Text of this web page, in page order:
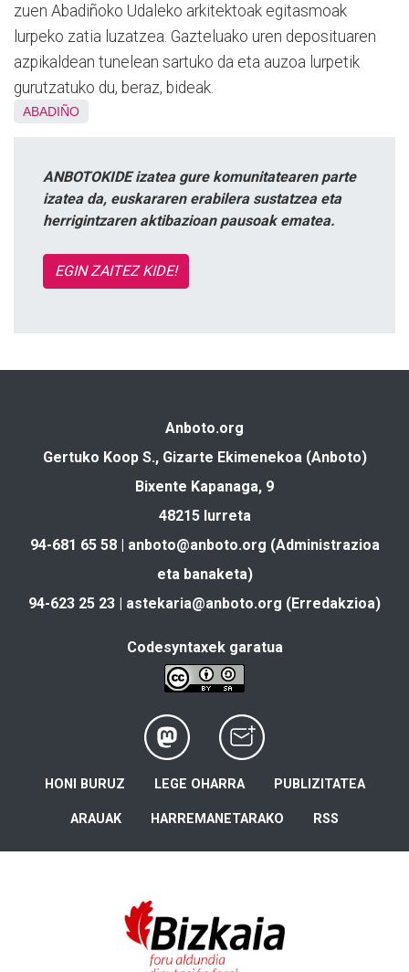
zuen Abadiñoko Udaleko arkitektoak egitasmoak
lurpeko zatia luzatzea. Gazteluako uren deposituaren
azpikaldean tunelean sartuko da eta auzoa lurpetik
gurutzatuko du, beraz, bideak.
ABADIÑO
ANBOTOKIDE izatea gure komunitatearen parte
izatea da, euskararen erabilera sustatzea eta
herrigintzaren aktibazioan pausoak ematea.
EGIN ZAITEZ KIDE!
Anboto.org
Gertuko Koop S., Gizarte Ekimenekoa (Anboto)
Bixente Kapanaga, 9
48215 Iurreta
94-681 65 58 | anboto@anboto.org (Administrazioa
eta banaketa)
94-623 25 23 | astekaria@anboto.org (Erredakzioa)
Codesyntaxek garatua
HONI BURUZ LEGE OHARRA PUBLIZITATEA
ARAUAK HARREMANETARAKO RSS